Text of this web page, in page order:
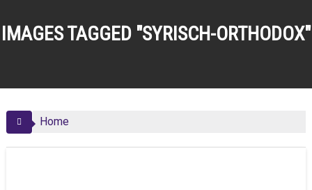
IMAGES TAGGED "SYRISCH-ORTHODOX"
Home